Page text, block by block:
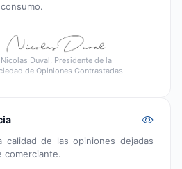
Nicolas Duval, Presidente de la
de Opiniones Contrastadas
calidad de las opiniones dejadas
comerciante.